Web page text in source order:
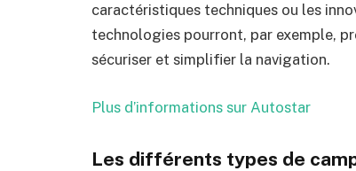
caractéristiques techniques ou les
technologies pourront, par exemple,
sécuriser et simplifier la navigation.
Plus d’informations sur Autostar
Les différents types de